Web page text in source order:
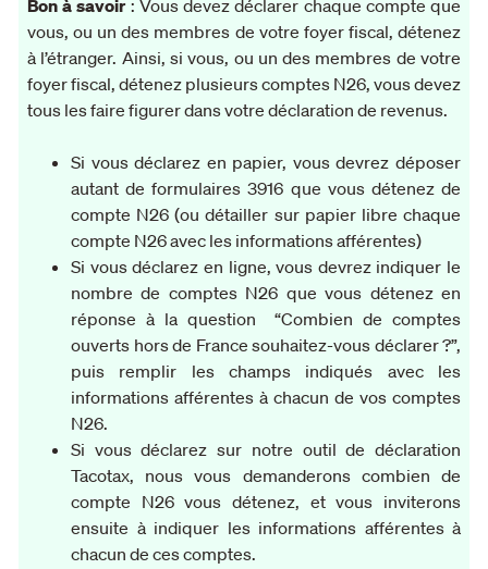
Bon à savoir: Vous devez déclarer chaque compte que
vous, ou un des membres de votre foyer fiscal, détenez
à l’étranger. Ainsi, si vous, ou un des membres de votre
foyer fiscal, détenez plusieurs comptes N26, vous devez
tous les faire figurer dans votre déclaration de revenus.
Si vous déclarez en papier, vous devrez déposer
autant de formulaires 3916 que vous détenez de
compte N26 (ou détailler sur papier libre chaque
compte N26 avec les informations afférentes)
Si vous déclarez en ligne, vous devrez indiquer le
nombre de comptes N26 que vous détenez en
réponse à la question “Combien de comptes
ouverts hors de France souhaitez-vous déclarer ?”,
puis remplir les champs indiqués avec les
informations afférentes à chacun de vos comptes
N26.
Si vous déclarez sur notre outil de déclaration
Tacotax, nous vous demanderons combien de
compte N26 vous détenez, et vous inviterons
ensuite à indiquer les informations afférentes à
chacun de ces comptes.